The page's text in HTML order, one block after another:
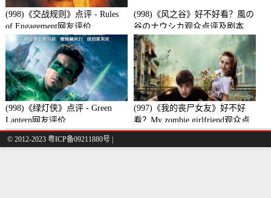
(998)《交战规则》点评 - Rules
of Engagement网友评价
(998)《风之谷》好不好看？風の
谷のナウシカ观众点评及剧本
(998)《绿灯侠》点评 - Green
Lantern网友评价
(997)《我的丧尸女友》好不好
看？My zombie girlfriend观众点
评及剧本
© 2012-2023 粤ICP备09211880号 |